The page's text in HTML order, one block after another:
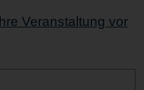
Veranstaltung vor